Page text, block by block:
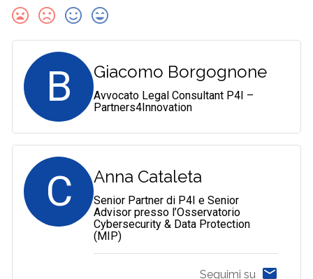
B Giacomo Borgognone
Avvocato Legal Consultant P4I –
Partners4Innovation
C Anna Cataleta
Senior Partner di P4I e Senior
Advisor presso l’Osservatorio
Cybersecurity & Data Protection
(MIP)
Seguimi su